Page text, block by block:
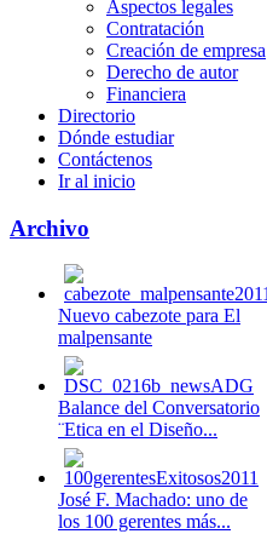
Aspectos legales
Contratación
Creación de empresa
Derecho de autor
Financiera
Directorio
Dónde estudiar
Contáctenos
Ir al inicio
Archivo
Nuevo cabezote para El
malpensante
Balance del Conversatorio
¨Etica en el Diseño...
José F. Machado: uno de
los 100 gerentes más...